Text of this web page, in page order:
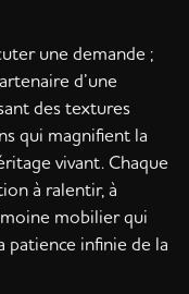
une demande ;
d’une
des textures
qui magnifient la
vivant. Chaque
à ralentir, à
mobilier qui
patience infinie de la